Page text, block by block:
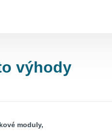
výhody
moduly,